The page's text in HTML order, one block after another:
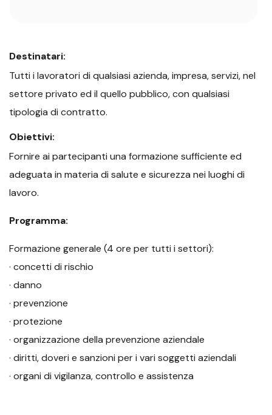
Destinatari:
Tutti i lavoratori di qualsiasi azienda, impresa, servizi, nel
settore privato ed il quello pubblico, con qualsiasi
tipologia di contratto.
Obiettivi:
Fornire ai partecipanti una formazione sufficiente ed
adeguata in materia di salute e sicurezza nei luoghi di
lavoro.
Programma:
Formazione generale (4 ore per tutti i settori):
· concetti di rischio
· danno
· prevenzione
· protezione
· organizzazione della prevenzione aziendale
· diritti, doveri e sanzioni per i vari soggetti aziendali
· organi di vigilanza, controllo e assistenza